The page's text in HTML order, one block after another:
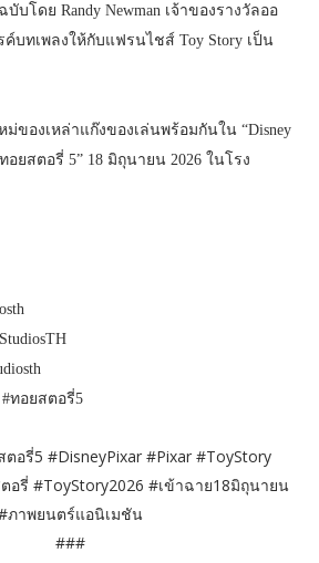
โดย Randy Newman เจ้าของรางวัลออ
บทเพลงให้กับแฟรนไชส์ Toy Story เป็น
ของเหล่าแก๊งของเล่นพร้อมกันใน “Disney
ทอยสตอรี่ 5” 18 มิถุนายน 2026 ในโรง
#ทอยสตอรี่5
อรี่5 #DisneyPixar #Pixar #ToyStory
อรี่ #ToyStory2026 #เข้าฉาย18มิถุนายน
ภาพยนตร์แอนิเมชัน
###